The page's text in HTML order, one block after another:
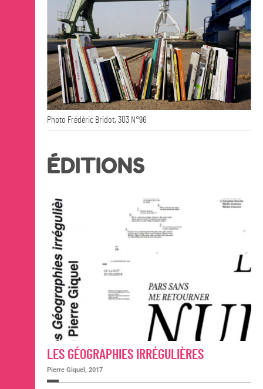
Photo Frédéric Bridot, 303 N°96
ÉDITIONS
LES GÉOGRAPHIES IRRÉGULIÈRES
Pierre Giquel, 2017